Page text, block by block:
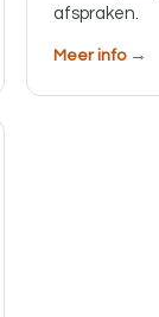
afspraken.
Meer info →